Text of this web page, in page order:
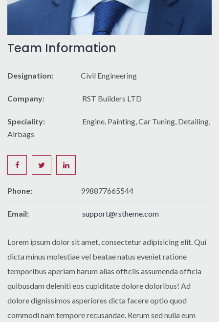
Team Information
Designation: Civil Engineering
Company: RST Builders LTD
Speciality:
Engine, Painting, Car Tuning, Detailing,
Airbags
Phone: 998877665544
Email: support@rstheme.com
Lorem ipsum dolor sit amet, consectetur adipisicing elit. Qui
dicta minus molestiae vel beatae natus eveniet ratione
temporibus aperiam harum alias officiis assumenda officia
quibusdam deleniti eos cupiditate dolore doloribus! Ad
dolore dignissimos asperiores dicta facere optio quod
commodi nam tempore recusandae. Rerum sed nulla eum